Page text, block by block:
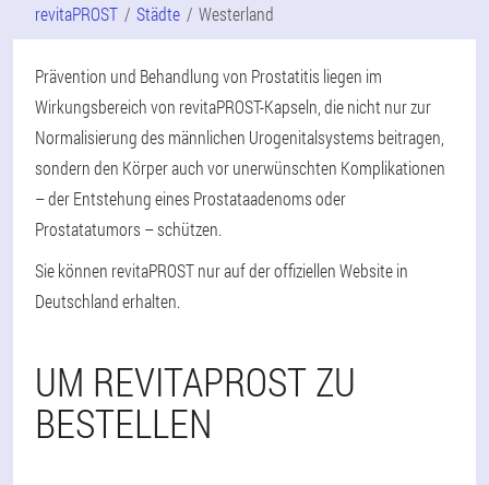
revitaPROST Städte Westerland
Prävention und Behandlung von Prostatitis liegen im
Wirkungsbereich von revitaPROST-Kapseln, die nicht nur zur
Normalisierung des männlichen Urogenitalsystems beitragen,
sondern den Körper auch vor unerwünschten Komplikationen
– der Entstehung eines Prostataadenoms oder
Prostatatumors – schützen.
Sie können revitaPROST nur auf der offiziellen Website in
Deutschland erhalten.
UM REVITAPROST ZU
BESTELLEN